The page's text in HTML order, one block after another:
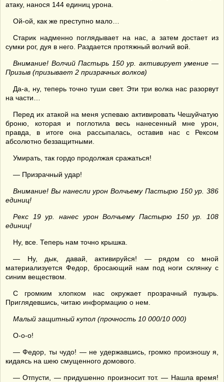
атаку, нанося 144 единиц урона.
Ой-ой, как же преступно мало…
Старик надменно поглядывает на нас, а затем достает из
сумки рог, дуя в него. Раздается протяжный волчий вой.
Внимание! Волчий Пастырь 150 ур. активирует умение —
Призыв (призывает 2 призрачных волков)
Да-а, ну, теперь точно туши свет. Эти три волка нас разорвут
на части…
Перед их атакой на меня успеваю активировать Чешуйчатую
броню, которая и поглотила весь нанесенный мне урон,
правда, в итоге она рассыпалась, оставив нас с Рексом
абсолютно беззащитными.
Умирать, так гордо продолжая сражаться!
— Призрачный удар!
Внимание! Вы нанесли урон Волчьему Пастырю 150 ур. 386
единиц!
Рекс 19 ур. нанес урон Волчьему Пастырю 150 ур. 108
единиц!
Ну, все. Теперь нам точно крышка.
— Ну, дык, давай, активируйся! — рядом со мной
материализуется Федор, бросающий нам под ноги склянку с
синим веществом.
С громким хлопком нас окружает прозрачный пузырь.
Приглядевшись, читаю информацию о нем.
Малый защитный купол (прочность 10 000/10 000)
О-о-о!
— Федор, ты чудо! — не удержавшись, громко произношу я,
кидаясь на шею смущенного домового.
— Отпусти, — придушенно произносит тот. — Нашла время!